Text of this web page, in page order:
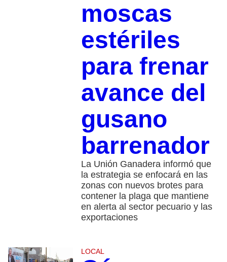
moscas
estériles
para frenar
avance del
gusano
barrenador
La Unión Ganadera informó que
la estrategia se enfocará en las
zonas con nuevos brotes para
contener la plaga que mantiene
en alerta al sector pecuario y las
exportaciones
LOCAL